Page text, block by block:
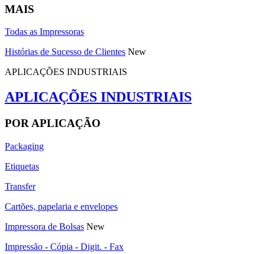
MAIS
Todas as Impressoras
Histórias de Sucesso de Clientes New
APLICAÇÕES INDUSTRIAIS
APLICAÇÕES INDUSTRIAIS
POR APLICAÇÃO
Packaging
Etiquetas
Transfer
Cartões, papelaria e envelopes
Impressora de Bolsas New
Impressão - Cópia - Digit. - Fax